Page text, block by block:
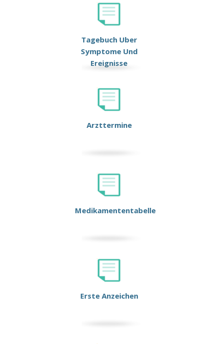
Tagebuch Uber
Symptome Und
Ereignisse
Arzttermine
Medikamententabelle
Erste Anzeichen